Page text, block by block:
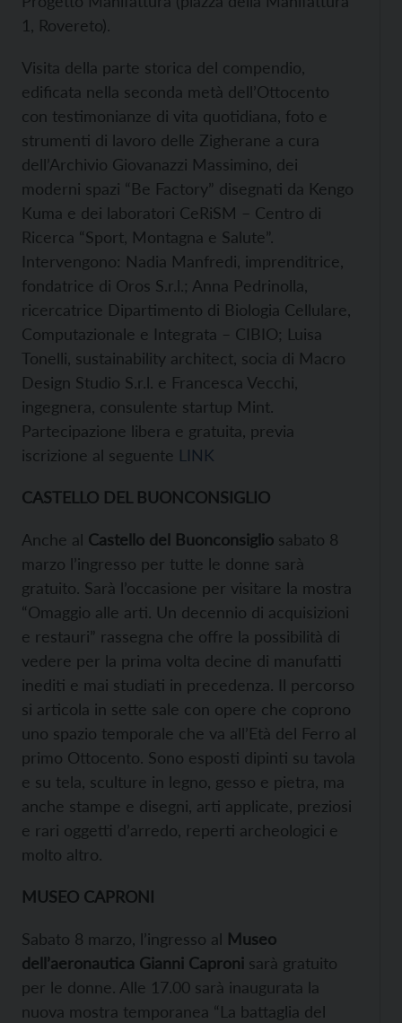
1, Rovereto).
Visita della parte storica del compendio,
edificata nella seconda metà dell’Ottocento
con testimonianze di vita quotidiana, foto e
strumenti di lavoro delle Zigherane a cura
dell’Archivio Giovanazzi Massimino, dei
moderni spazi “Be Factory” disegnati da Kengo
Kuma e dei laboratori CeRiSM – Centro di
Ricerca “Sport, Montagna e Salute”.
Intervengono: Nadia Manfredi, imprenditrice,
fondatrice di Oros S.r.l.; Anna Pedrinolla,
ricercatrice Dipartimento di Biologia Cellulare,
Computazionale e Integrata – CIBIO; Luisa
Tonelli, sustainability architect, socia di Macro
Design Studio S.r.l. e Francesca Vecchi,
ingegnera, consulente startup Mint.
Partecipazione libera e gratuita, previa
iscrizione al seguente LINK
CASTELLO DEL BUONCONSIGLIO
Anche al Castello del Buonconsiglio sabato 8
marzo l’ingresso per tutte le donne sarà
gratuito. Sarà l’occasione per visitare la mostra
“Omaggio alle arti. Un decennio di acquisizioni
e restauri” rassegna che offre la possibilità di
vedere per la prima volta decine di manufatti
inediti e mai studiati in precedenza. Il percorso
si articola in sette sale con opere che coprono
uno spazio temporale che va all’Età del Ferro al
primo Ottocento. Sono esposti dipinti su tavola
e su tela, sculture in legno, gesso e pietra, ma
anche stampe e disegni, arti applicate, preziosi
e rari oggetti d’arredo, reperti archeologici e
molto altro.
MUSEO CAPRONI
Sabato 8 marzo, l’ingresso al Museo
dell’aeronautica Gianni Caproni sarà gratuito
per le donne. Alle 17.00 sarà inaugurata la
nuova mostra temporanea “La battaglia del